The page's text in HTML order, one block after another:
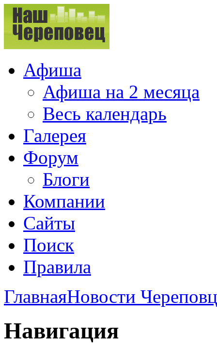
Афиша
Афиша на 2 месяца
Весь календарь
Галерея
Форум
Блоги
Компании
Сайты
Поиск
Правила
ГлавнаяНовости
Навигация